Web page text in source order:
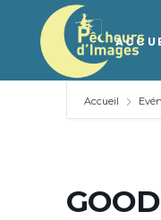
Accueil